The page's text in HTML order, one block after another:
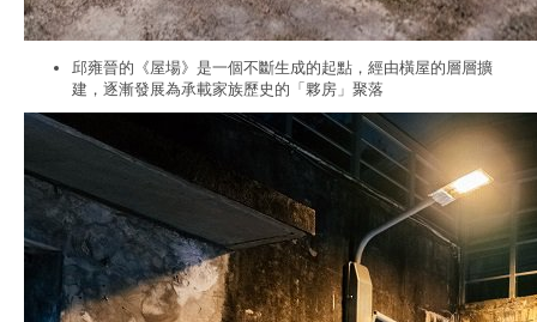
邱雍晉的《屋場》是一個不斷生成的起點，經由橫屋的層層擴
建，逐漸發展為承載家族歷史的「夥房」聚落